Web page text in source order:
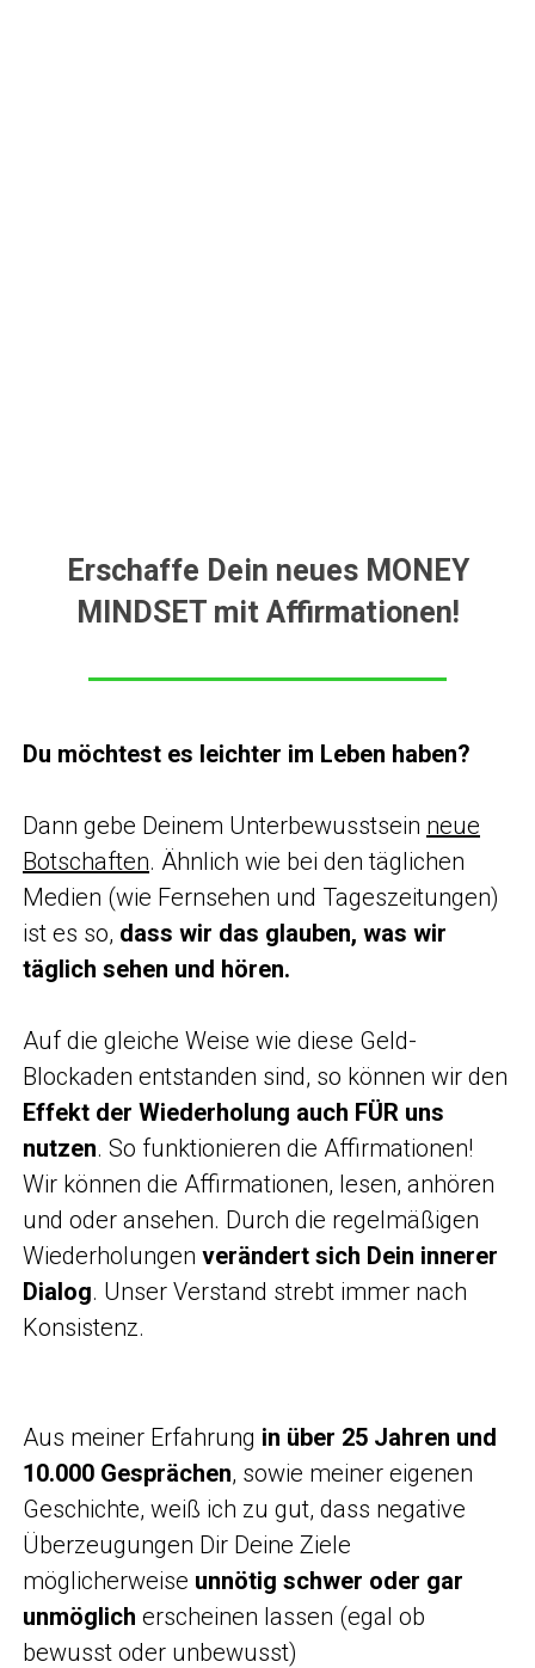
Erschaffe Dein neues MONEY
MINDSET mit Affirmationen!
Du möchtest es leichter im Leben haben?
Dann gebe Deinem Unterbewusstsein neue
Botschaften. Ähnlich wie bei den täglichen
Medien (wie Fernsehen und Tageszeitungen)
ist es so, dass wir das glauben, was wir
täglich sehen und hören.
Auf die gleiche Weise wie diese Geld-
Blockaden entstanden sind, so können wir den
Effekt der Wiederholung auch FÜR uns
nutzen. So funktionieren die Affirmationen!
Wir können die Affirmationen, lesen, anhören
und oder ansehen. Durch die regelmäßigen
Wiederholungen verändert sich Dein innerer
Dialog. Unser Verstand strebt immer nach
Konsistenz.
Aus meiner Erfahrung in über 25 Jahren und
10.000 Gesprächen, sowie meiner eigenen
Geschichte, weiß ich zu gut, dass negative
Überzeugungen Dir Deine Ziele
möglicherweise unnötig schwer oder gar
unmöglich erscheinen lassen (egal ob
bewusst oder unbewusst)